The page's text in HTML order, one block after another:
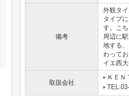
備考
外観タ
タイプ
す。こ
周辺に
地する
わって
イエ西
取扱会社
ＫＥ